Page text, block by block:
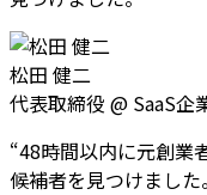
松田 健二
代表取締役 @ SaaS企
“48時間以内に元創業
候補者を見つけました。